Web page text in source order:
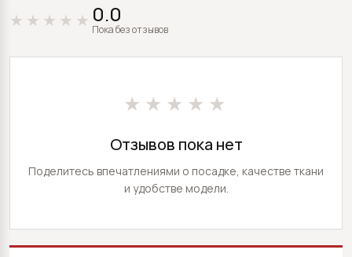
0.0
Пока без отзывов
★★★★★
Отзывов пока нет
Поделитесь впечатлениями о посадке, качестве ткани
и удобстве модели.